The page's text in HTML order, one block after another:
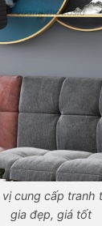
cung cấp tranh
gia đẹp, giá tốt